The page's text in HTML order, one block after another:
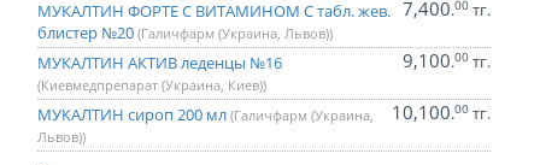
МУКАЛТИН ФОРТЕ С ВИТАМИНОМ C табл. жев.
блистер №20 (Галичфарм (Украина, Львов))
7,400.00 тг.
МУКАЛТИН АКТИВ леденцы №16
(Киевмедпрепарат (Украина, Киев))
9,100.00 тг.
МУКАЛТИН сироп 200 мл (Галичфарм (Украина,
Львов))
10,100.00 тг.